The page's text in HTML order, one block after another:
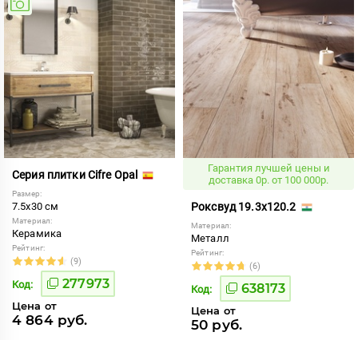
Серия плитки Cifre Opal
Размер:
7.5x30 см
Материал:
Керамика
Рейтинг:
(9)
Код: 277973
Цена от
4 864 руб.
Гарантия лучшей цены и
доставка 0р. от 100 000р.
Роксвуд 19.3x120.2
Материал:
Металл
Рейтинг:
(6)
Код: 638173
Цена от
50 руб.